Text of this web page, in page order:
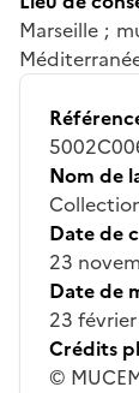
Marseille ;
Nom de
Date de
23
Date de
23
Crédits
©